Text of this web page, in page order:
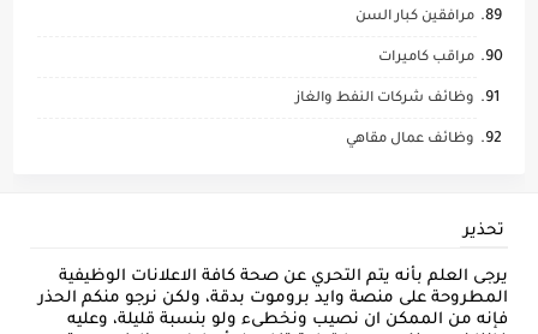
مرافقين كبار السن
مراقب كاميرات
وظائف شركات النفط والغاز
وظائف عمال مقاهي
تحذير
يرجى العلم بأنه يتم التحري عن صحة كافة الاعلانات الوظيفية
المطروحة على منصة وايد بروموت بدقة، ولكن نرجو منكم الحذر
فإنه من الممكن ان نصيب ونخطىء ولو بنسبة قليلة، وعليه